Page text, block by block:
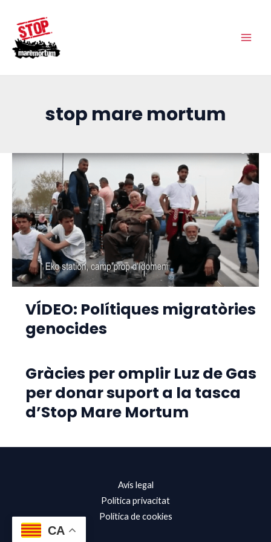
contingut
stop mare mortum
VÍDEO: Polítiques migratòries
genocides
Gràcies per omplir Luz de Gas
per donar suport a la tasca
d’Stop Mare Mortum
Avís legal
Política privacitat
Política de cookies
CA